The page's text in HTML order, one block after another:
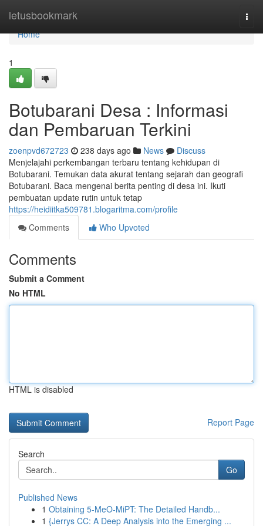
letusbookmark
Home
Home
1
Botubarani Desa : Informasi
dan Pembaruan Terkini
zoenpvd672723 238 days ago News
Discuss
Menjelajahi perkembangan terbaru tentang kehidupan di
Botubarani. Temukan data akurat tentang sejarah dan geografi
Botubarani. Baca mengenai berita penting di desa ini. Ikuti
pembuatan update rutin untuk tetap
https://heidiitka509781.blogaritma.com/profile
Comments
Who Upvoted
Comments
Submit a Comment
No HTML
HTML is disabled
Report Page
Search
Go
Published News
1 Obtaining 5-MeO-MiPT: The Detailed Handb...
1 {Jerrys CC: A Deep Analysis into the Emerging ...